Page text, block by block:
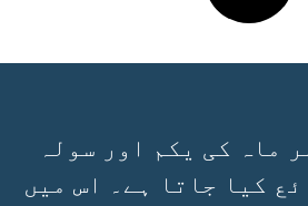
ماہ کی یکم اور سولہ
کیا جاتا ہے۔ اس میں